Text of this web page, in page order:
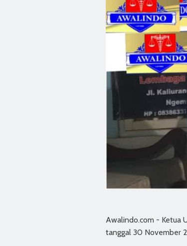
Awalindo.com - Ketua
tanggal 30 November